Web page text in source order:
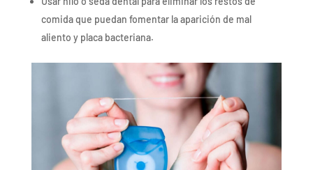
comida que puedan fomentar la aparición de mal
aliento y placa bacteriana.